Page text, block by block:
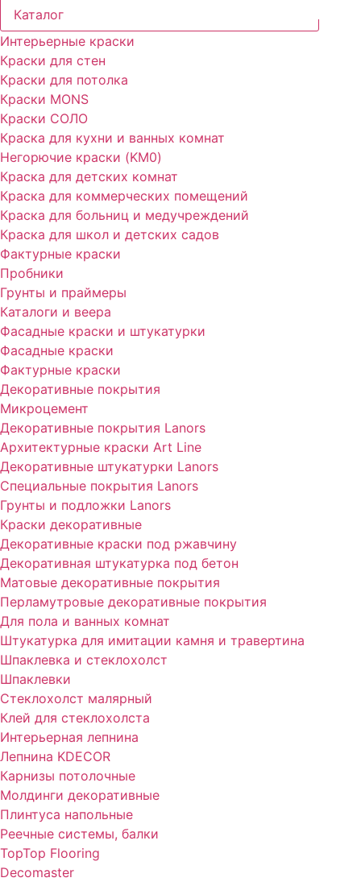
Каталог
Интерьерные краски
Краски для стен
Краски для потолка
Краски MONS
Краски СОЛО
Краска для кухни и ванных комнат
Негорючие краски (KM0)
Краска для детских комнат
Краска для коммерческих помещений
Краска для больниц и медучреждений
Краска для школ и детских садов
Фактурные краски
Пробники
Грунты и праймеры
Каталоги и веера
Фасадные краски и штукатурки
Фасадные краски
Фактурные краски
Декоративные покрытия
Микроцемент
Декоративные покрытия Lanors
Архитектурные краски Art Line
Декоративные штукатурки Lanors
Специальные покрытия Lanors
Грунты и подложки Lanors
Краски декоративные
Декоративные краски под ржавчину
Декоративная штукатурка под бетон
Матовые декоративные покрытия
Перламутровые декоративные покрытия
Для пола и ванных комнат
Штукатурка для имитации камня и травертина
Шпаклевка и стеклохолст
Шпаклевки
Стеклохолст малярный
Клей для стеклохолста
Интерьерная лепнина
Лепнина KDECOR
Карнизы потолочные
Молдинги декоративные
Плинтуса напольные
Реечные системы, балки
TopTop Flooring
Decomaster